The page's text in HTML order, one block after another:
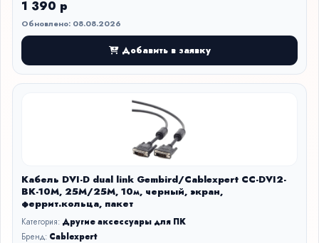
1 390 р
Обновлено: 08.08.2026
Добавить в заявку
Кабель DVI-D dual link Gembird/Cablexpert CC-DVI2-
BK-10M, 25M/25M, 10м, черный, экран,
феррит.кольца, пакет
Категория: Другие аксессуары для ПК
Бренд: Cablexpert